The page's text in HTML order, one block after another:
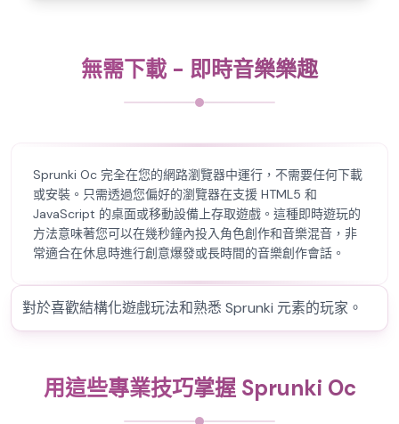
無需下載 - 即時音樂樂趣
Sprunki Oc 完全在您的網路瀏覽器中運行，不需要任何下載
或安裝。只需透過您偏好的瀏覽器在支援 HTML5 和
JavaScript 的桌面或移動設備上存取遊戲。這種即時遊玩的
方法意味著您可以在幾秒鐘內投入角色創作和音樂混音，非
常適合在休息時進行創意爆發或長時間的音樂創作會話。
對於喜歡結構化遊戲玩法和熟悉 Sprunki 元素的玩家。
用這些專業技巧掌握 Sprunki Oc